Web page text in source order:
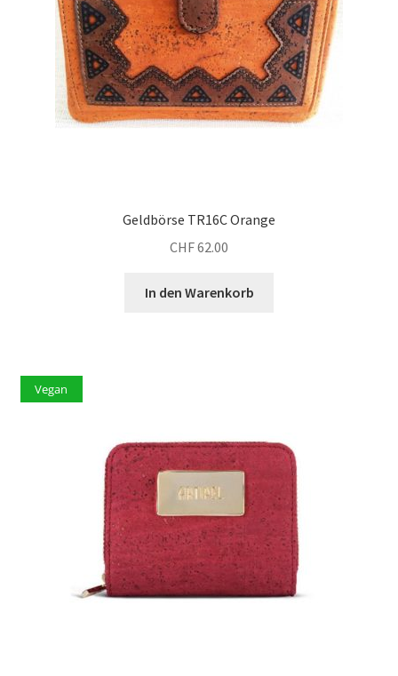
Geldbörse TR16C Orange
CHF62.00
In den Warenkorb
Vegan